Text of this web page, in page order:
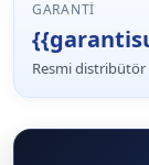
GARANTI
Resmi